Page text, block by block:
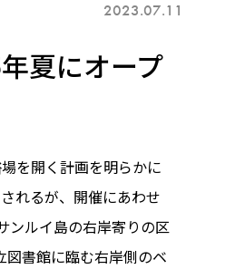
2023.07.11
夏にオープ
を開く計画を明らかに
れるが、開催にあわせ
ンルイ島の右岸寄りの区
書館に臨む右岸側のベ